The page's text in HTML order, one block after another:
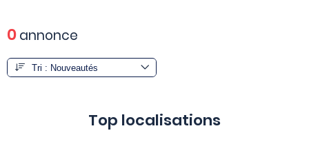
0annonce
Top localisations